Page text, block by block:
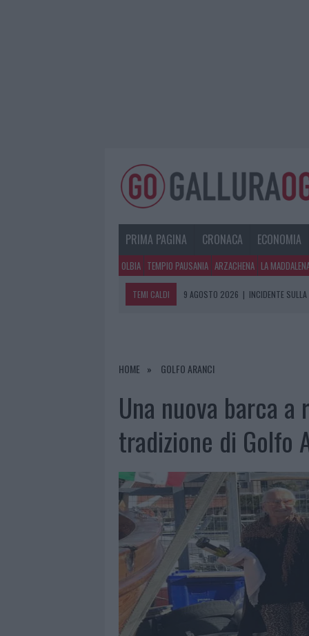
PRIMA PAGINA CRONACA ECONOMIA
OLBIA TEMPIO PAUSANIA ARZACHENA LA
TEMI CALDI 9 AGOSTO 2026 | INCIDENTE
8 AGOSTO 2026
| METEO OLBIA 9 AGOSTO,
HOME GOLFO ARANCI
Una nuova barca
tradizione di Golfo